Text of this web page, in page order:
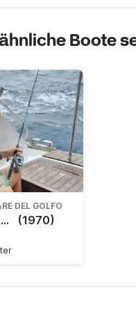
Boote
DEL GOLFO
Motorboot San Lorenzo SAN LORENZO 40 370PS (1970)